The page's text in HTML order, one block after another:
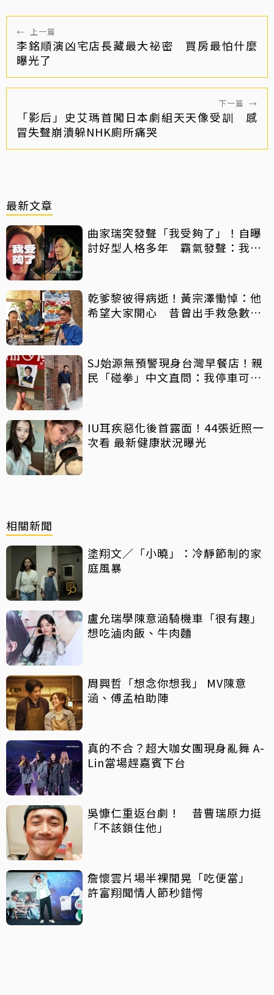
← 上一篇
李銘順演凶宅店長藏最大祕密 買房最怕什麼
曝光了
下一篇 →
「影后」史艾瑪首闖日本劇組天天像受訓 感
冒失聲崩潰躲NHK廁所痛哭
最新文章
曲家瑞突發聲「我受夠了」！自曝
討好型人格多年 霸氣發聲：我也
乾爹黎彼得病逝！黃宗澤慟悼：他
希望大家開心 昔曾出手救急數十
SJ始源無預警現身台灣早餐店！親
民「碰拳」中文直問：我停車可以
IU耳疾惡化後首露面！44張近照一
次看 最新健康狀況曝光
相關新聞
塗翔文／「小曉」：冷靜節制的家
庭風暴
盧允瑞學陳意涵騎機車「很有趣」
想吃滷肉飯、牛肉麵
周興哲「想念你想我」 MV陳意
涵、傅孟柏助陣
真的不合？超大咖女團現身亂舞 A-
Lin當場趕嘉賓下台
吳慷仁重返台劇！ 昔曹瑞原力挺
「不該鎖住他」
詹懷雲片場半裸閒晃「吃便當」
許富翔聞情人節秒錯愕